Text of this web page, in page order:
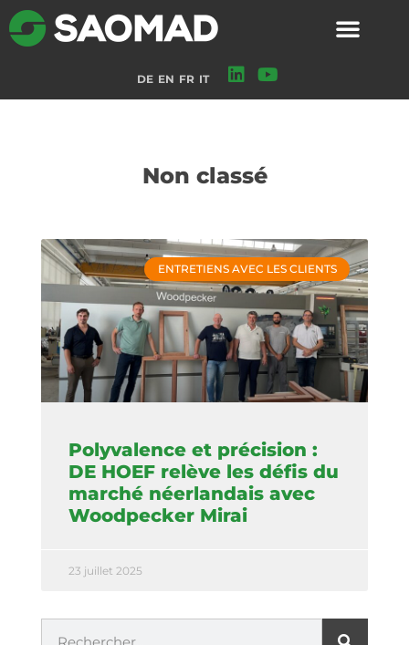
DE EN FR IT
Non classé
ENTRETIENS AVEC LES CLIENTS
Polyvalence et précision :
DE HOEF relève les défis du
marché néerlandais avec
Woodpecker Mirai
23 juillet 2025